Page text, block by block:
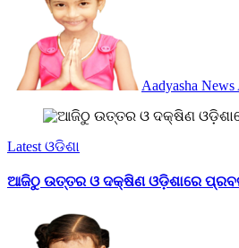
Aadyasha News
Latest ଓଡିଶା
ଆଜିଠୁ ଉତ୍ତର ଓ ଦକ୍ଷିଣ ଓଡ଼ିଶାରେ ପ୍ରବଳ